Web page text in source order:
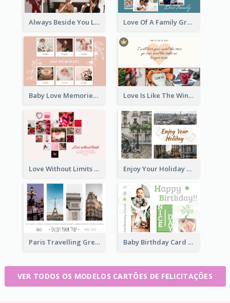
Always Beside You Love Greeting Card Love Of A Family Greeting Card
Baby Love Memories Greeting Card Love Is Like The Wind Greeting Card
Love Without Limits Greeting Card Enjoy Your Holiday Greeting Card
Paris Travelling Greeting Card Baby Birthday Card
VER TODOS OS MODELOS CARTÕES DE FELICITAÇÕES